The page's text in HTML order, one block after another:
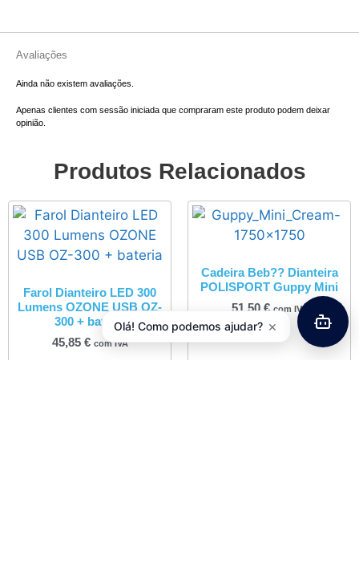
Avaliações
Ainda não existem avaliações.
Apenas clientes com sessão iniciada que compraram este produto podem deixar
opinião.
Produtos Relacionados
Farol Dianteiro LED 300
Lumens OZONE USB OZ-
300 + bateria
45,85 € com IVA
Cadeira Beb?? Dianteira
POLISPORT Guppy Mini
51,50 € com IVA
Olá! Como podemos ajudar? ×